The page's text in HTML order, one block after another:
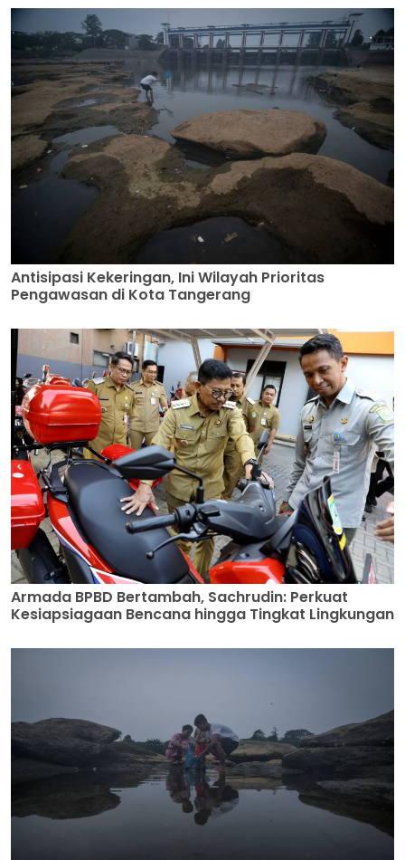
Antisipasi Kekeringan, Ini Wilayah Prioritas
Pengawasan di Kota Tangerang
Armada BPBD Bertambah, Sachrudin: Perkuat
Kesiapsiagaan Bencana hingga Tingkat Lingkungan